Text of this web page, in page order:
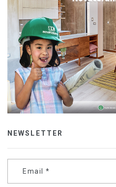
NEWSLETTER
Email *